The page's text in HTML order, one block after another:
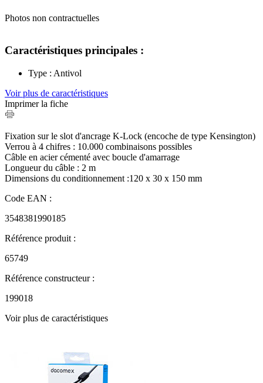
Photos non contractuelles
Caractéristiques principales :
Type : Antivol
Voir plus de caractéristiques
Imprimer la fiche
Fixation sur le slot d'ancrage K-Lock (encoche de type Kensington)
Verrou à 4 chifres : 10.000 combinaisons possibles
Câble en acier cémenté avec boucle d'amarrage
Longueur du câble : 2 m
Dimensions du conditionnement :120 x 30 x 150 mm
Code EAN :
3548381990185
Référence produit :
65749
Référence constructeur :
199018
Voir plus de caractéristiques